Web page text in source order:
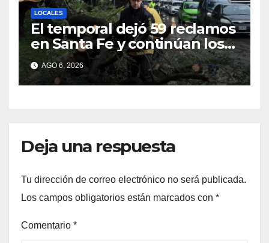
LOCALES
El temporal dejó 59 reclamos
en Santa Fe y continúan los
operativos municipales
AGO 6, 2026
Deja una respuesta
Tu dirección de correo electrónico no será publicada.
Los campos obligatorios están marcados con *
Comentario *